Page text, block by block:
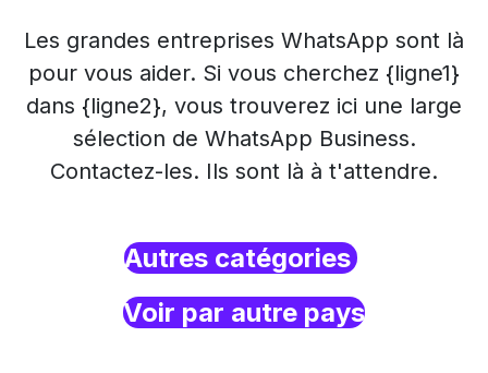
Les grandes entreprises WhatsApp sont là
pour vous aider. Si vous cherchez {ligne1}
dans {ligne2}, vous trouverez ici une large
sélection de WhatsApp Business.
Contactez-les. Ils sont là à t'attendre.
Autres catégories
Voir par autre pays